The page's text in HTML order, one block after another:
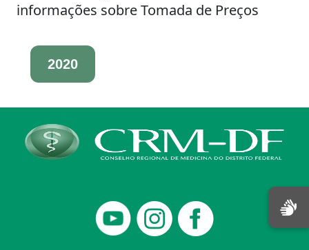
informações sobre Tomada de Preços
2020